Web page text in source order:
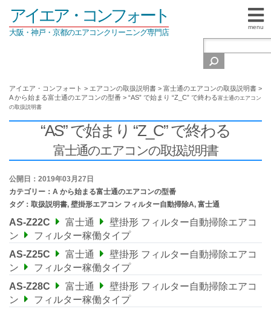
menu
アイエア・コンフォート
大阪・神戸・京都のエアコンクリーニング専門店
アイエア・コンフォート > エアコンの取扱説明書 > 富士通のエアコンの取扱説明書 >
A から始まる富士通のエアコンの型番 > “AS” で始まり “Z_C” で終わる富士通のエアコン
の取扱説明書
“AS” で始まり “Z_C” で終わる
富士通のエアコンの取扱説明書
公開日：2019年03月27日
カテゴリー： A から始まる富士通のエアコンの型番
タグ： 取扱説明書, 壁掛形エアコン フィルター自動掃除A, 富士通
AS-Z22C 富士通
壁掛形 フィルター自動掃除エアコ
ン
フィルター稼働タイプ
AS-Z25C
富士通
壁掛形 フィルター自動掃除エアコ
ン
フィルター稼働タイプ
AS-Z28C
富士通
壁掛形 フィルター自動掃除エアコ
ン
フィルター稼働タイプ